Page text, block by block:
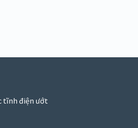
tĩnh điện ướt